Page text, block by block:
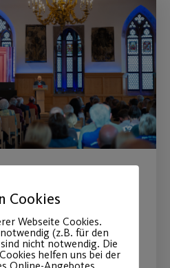
und des
Cookies
Webseite Cookies.
(z.B. für den
nicht notwendig. Die
helfen uns bei der